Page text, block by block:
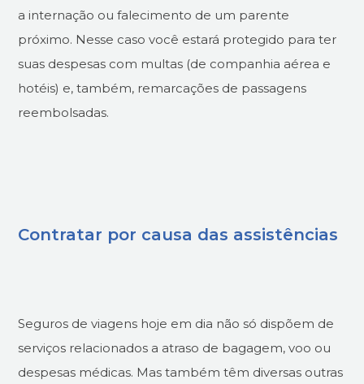
a internação ou falecimento de um parente
próximo. Nesse caso você estará protegido para ter
suas despesas com multas (de companhia aérea e
hotéis) e, também, remarcações de passagens
reembolsadas.
Contratar por causa das assistências
Seguros de viagens hoje em dia não só dispõem de
serviços relacionados a atraso de bagagem, voo ou
despesas médicas. Mas também têm diversas outras